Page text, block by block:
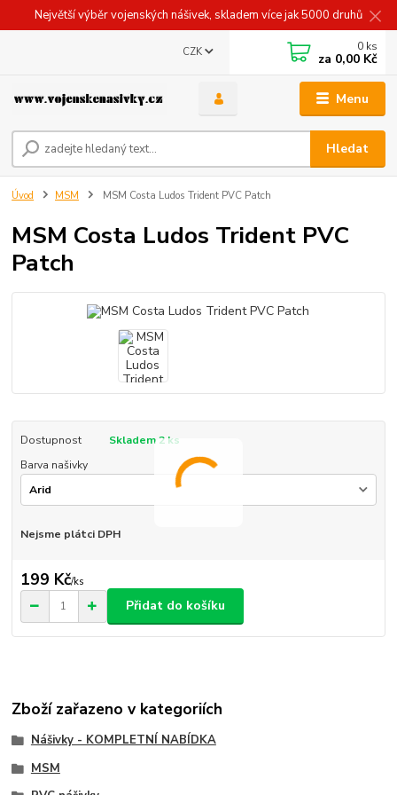
Největší výběr vojenských nášivek, skladem více jak 5000 druhů
Menu
CZK
Hledat
0 ks
za 0,00 Kč
Úvod MSM MSM Costa Ludos Trident PVC Patch
MSM Costa Ludos Trident PVC
Patch
Dostupnost
Skladem 2 ks
Barva našivky
Nejsme plátci DPH
199 Kč/ks
Přidat do košíku
Zboží zařazeno v kategoriích
Nášivky - KOMPLETNÍ NABÍDKA
MSM